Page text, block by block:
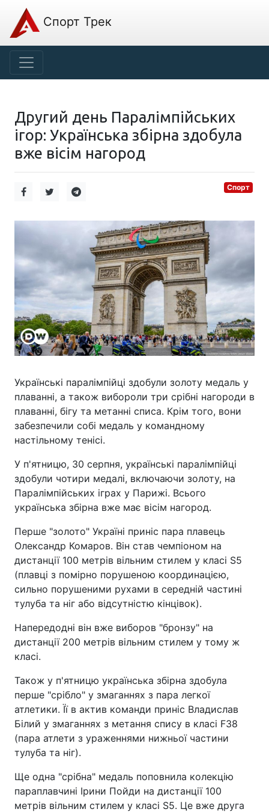
Спорт Трек
Другий день Паралімпійських
ігор: Українська збірна здобула
вже вісім нагород
Спорт
Українські паралімпійці здобули золоту медаль у
плаванні, а також вибороли три срібні нагороди в
плаванні, бігу та метанні списа. Крім того, вони
забезпечили собі медаль у командному
настільному тенісі.
У п'ятницю, 30 серпня, українські паралімпійці
здобули чотири медалі, включаючи золоту, на
Паралімпійських іграх у Парижі. Всього
українська збірна вже має вісім нагород.
Перше "золото" Україні приніс пара плавець
Олександр Комаров. Він став чемпіоном на
дистанції 100 метрів вільним стилем у класі S5
(плавці з помірно порушеною координацією,
сильно порушеними рухами в середній частині
тулуба та ніг або відсутністю кінцівок).
Напередодні він вже виборов "бронзу" на
дистанції 200 метрів вільним стилем у тому ж
класі.
Також у п'ятницю українська збірна здобула
перше "срібло" у змаганнях з пара легкої
атлетики. Її в актив команди приніс Владислав
Білий у змаганнях з метання спису в класі F38
(пара атлети з ураженнями нижньої частини
тулуба та ніг).
Ще одна "срібна" медаль поповнила колекцію
параплавчині Ірини Пойди на дистанції 100
метрів вільним стилем у класі S5. Це вже друга